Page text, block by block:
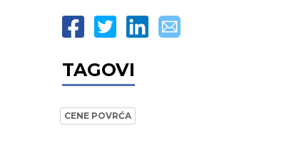
TAGOVI
CENE POVRĆA